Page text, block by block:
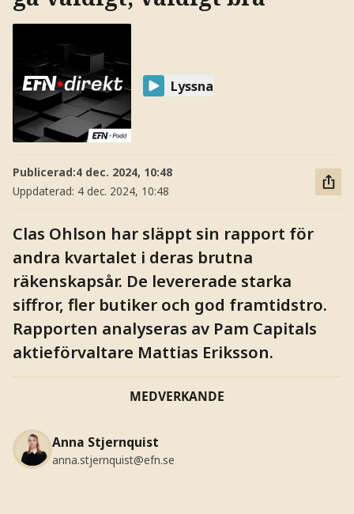
Lyssna
Publicerad:4 dec. 2024, 10:48
Uppdaterad: 4 dec. 2024, 10:48
Clas Ohlson har släppt sin rapport för
andra kvartalet i deras brutna
räkenskapsår. De levererade starka
siffror, fler butiker och god framtidstro.
Rapporten analyseras av Pam Capitals
aktieförvaltare Mattias Eriksson.
MEDVERKANDE
Anna Stjernquist
anna.stjernquist@efn.se